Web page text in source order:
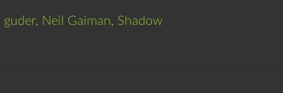
guder, Neil Gaiman, Shadow